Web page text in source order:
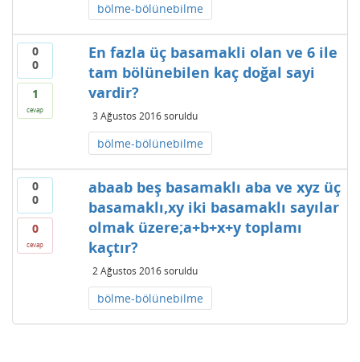
bölme-bölünebilme
0
0
1
cevap
En fazla üç basamakli olan ve 6 ile
tam bölünebilen kaç doğal sayi
vardir?
3 Ağustos 2016 soruldu
bölme-bölünebilme
0
0
0
cevap
abaab beş basamaklı aba ve xyz üç
basamaklı,xy iki basamaklı sayılar
olmak üzere;a+b+x+y toplamı
kaçtır?
2 Ağustos 2016 soruldu
bölme-bölünebilme